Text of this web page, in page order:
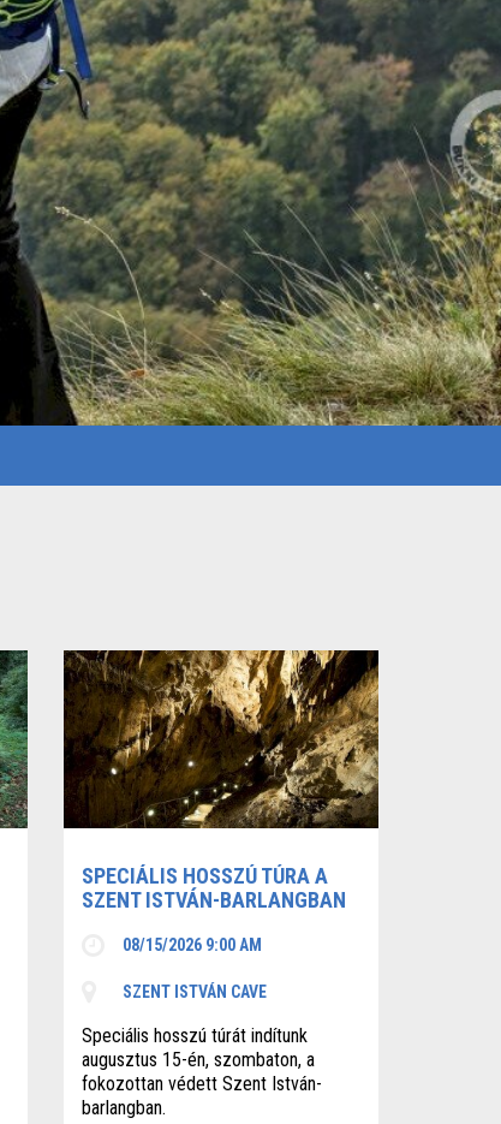
SPECIÁLIS HOSSZÚ TÚRA A
SZENT ISTVÁN-BARLANGBAN
08/15/2026 9:00 AM
SZENT ISTVÁN CAVE
Speciális hosszú túrát indítunk
augusztus 15-én, szombaton, a
fokozottan védett Szent István-
barlangban.